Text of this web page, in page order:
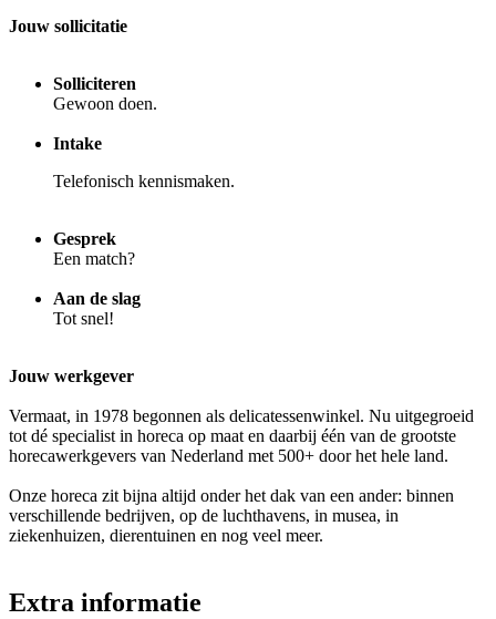
Jouw sollicitatie
Solliciteren
Gewoon doen.
Intake
Telefonisch kennismaken.
Gesprek
Een match?
Aan de slag
Tot snel!
Jouw werkgever
Vermaat, in 1978 begonnen als delicatessenwinkel. Nu uitgegroeid
tot dé specialist in horeca op maat en daarbij één van de grootste
horecawerkgevers van Nederland met 500+ door het hele land.
Onze horeca zit bijna altijd onder het dak van een ander: binnen
verschillende bedrijven, op de luchthavens, in musea, in
ziekenhuizen, dierentuinen en nog veel meer.
Extra informatie